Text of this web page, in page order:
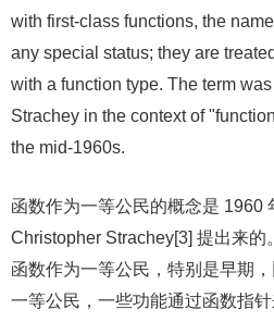
with first-class functions, the
any special status; they are
with a function type. The term
Strachey in the context of
the mid-1960s.
函数作为一等公民的概念是 1960
Christopher Strachey[3] 提出来
函数作为一等公民，特别是早期
一等公民，一些功能通过函数指针